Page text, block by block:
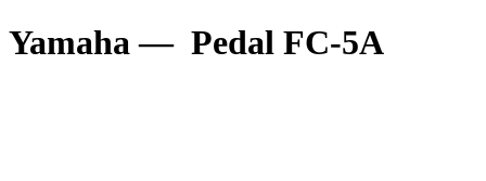
Yamaha— Pedal FC-5A